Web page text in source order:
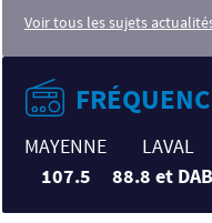
Voir tous les sujets
MAYENNE
107.5
LAVAL
88.8 et